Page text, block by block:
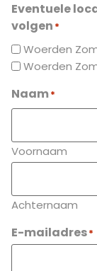
Eventuele
volgen *
Woerden
Woerden
Naam*
Voornaam
Achternaam
E-mailadres*